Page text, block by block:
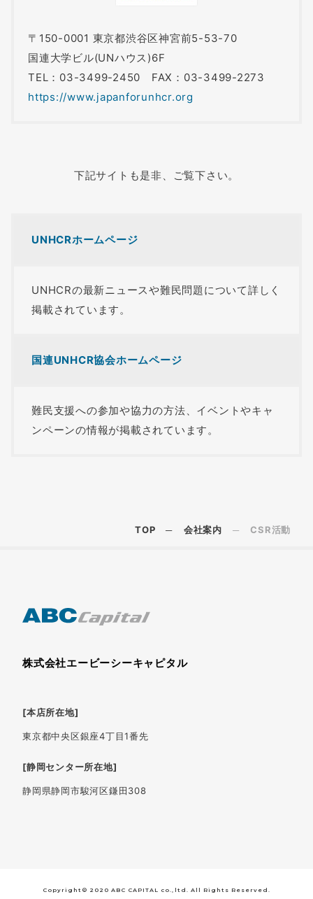
TOP 会社案内 CSR活動
〒150-0001 東京都渋谷区神宮前5-53-70
国連大学ビル(UNハウス)6F
TEL：03-3499-2450 FAX：03-3499-2273
https://www.japanforunhcr.org
下記サイトも是非、ご覧下さい。
UNHCRホームページ
UNHCRの最新ニュースや難民問題について詳しく
掲載されています。
国連UNHCR協会ホームページ
難民支援への参加や協力の方法、イベントやキャ
ンペーンの情報が掲載されています。
株式会社エービーシーキャピタル
[本店所在地]
東京都中央区銀座4丁目1番先
[静岡センター所在地]
静岡県静岡市駿河区鎌田308
Copyright© 2020 ABC CAPITAL co.,ltd. All Rights Reserved.